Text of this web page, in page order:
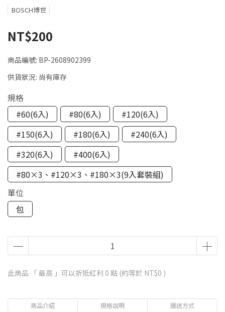
BOSCH博世
NT$200
商品編號: BP-2608902399
供貨狀況: 尚有庫存
規格
#60(6入)
#80(6入)
#120(6入)
#150(6入)
#180(6入)
#240(6入)
#320(6入)
#400(6入)
#80×3、#120×3、#180×3(9入套裝組)
單位
包
此商品 「 最高 」可以折抵紅利 0 點 (約等於 NT$0 )
商品介紹 規格說明 運送方式